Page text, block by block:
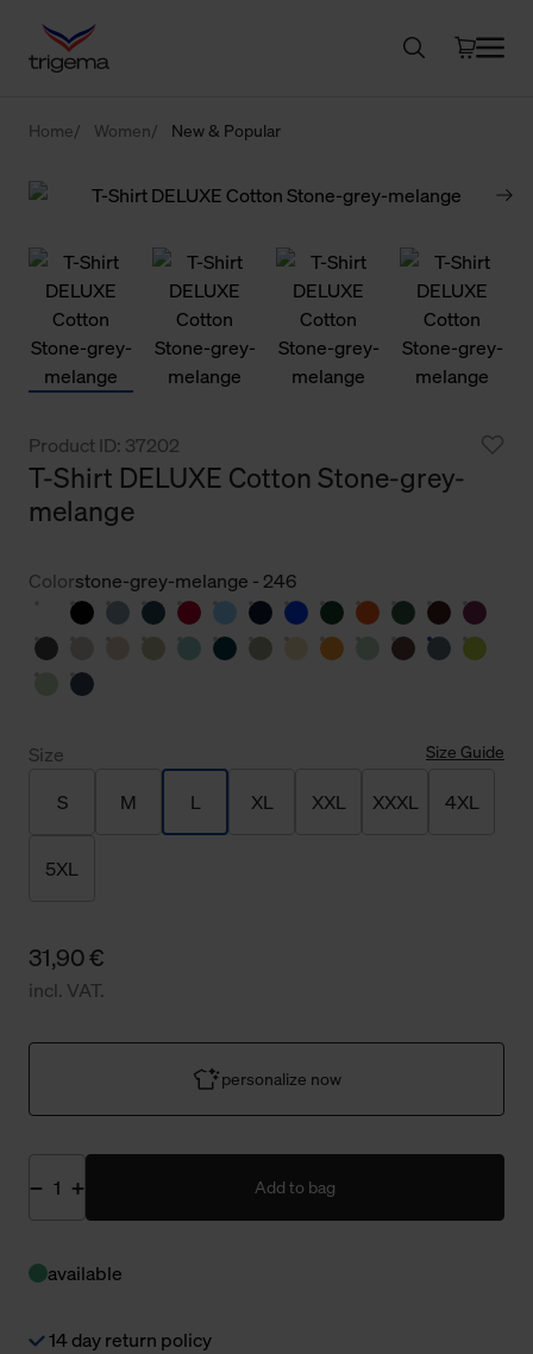
Home Women New & Popular
Product ID: 37202
T-Shirt DELUXE Cotton Stone-grey-
melange
Colorstone-grey-melange - 246
Size Size Guide
S M L XL XXL XXXL 4XL
5XL
31,90 €
incl. VAT.
personalize now
Add to bag
available
14 day return policy